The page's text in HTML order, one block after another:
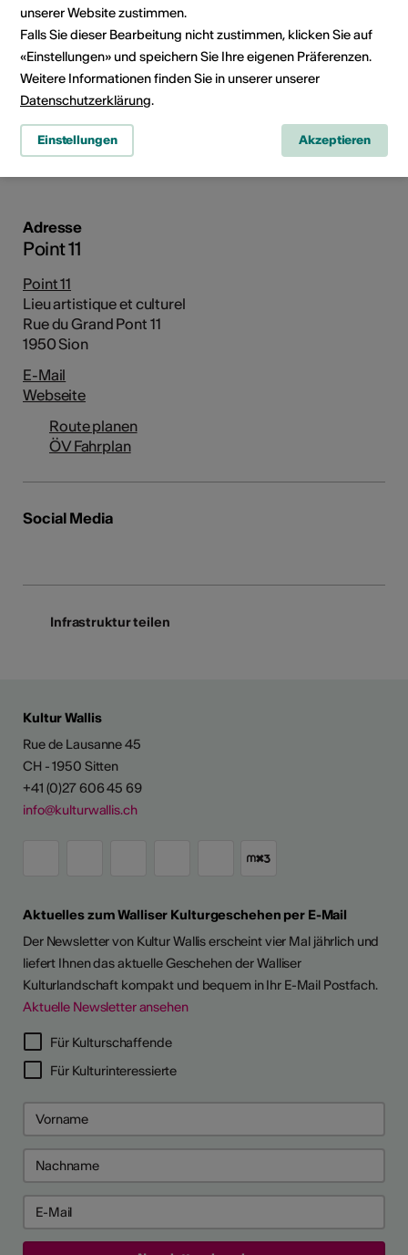
Rue du Grand Pont 11, 1950 Sion
Adresse
Point 11
Point 11
Lieu artistique et culturel
Rue du Grand Pont 11
1950 Sion
E-Mail
Webseite
Route planen
ÖV Fahrplan
Social Media
Infrastruktur teilen
Kultur Wallis
Rue de Lausanne 45
CH - 1950 Sitten
+41 (0)27 606 45 69
info@kulturwallis.ch
Aktuelles zum Walliser Kulturgeschehen per E-Mail
Der Newsletter von Kultur Wallis erscheint vier Mal jährlich und
liefert Ihnen das aktuelle Geschehen der Walliser
Kulturlandschaft kompakt und bequem in Ihr E-Mail Postfach.
Aktuelle Newsletter ansehen
Für Kulturschaffende
Für Kulturinteressierte
unserer Website zustimmen.
Falls Sie dieser Bearbeitung nicht zustimmen, klicken Sie auf
«Einstellungen» und speichern Sie Ihre eigenen Präferenzen.
Weitere Informationen finden Sie in unserer unserer
Datenschutzerklärung.
Einstellungen Akzeptieren